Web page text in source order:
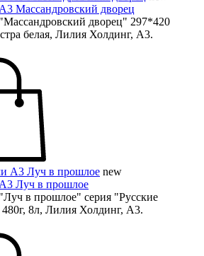
Массандровский дворец
дворец" 297*420
белая, Лилия Холдинг, А3.
new
Луч в прошлое
в прошлое" серия "Русские
8л, Лилия Холдинг, А3.